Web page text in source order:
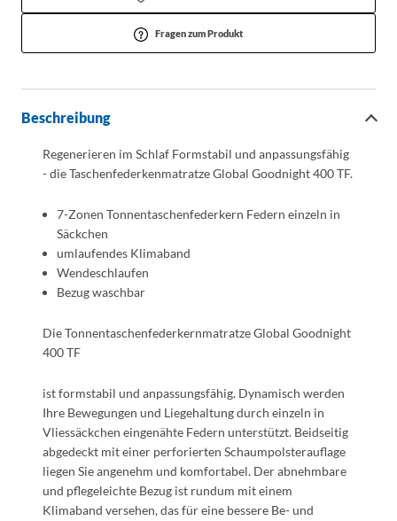
Fragen zum Produkt
Beschreibung
Regenerieren im Schlaf Formstabil und anpassungsfähig
- die Taschenfederkenmatratze Global Goodnight 400 TF.
7-Zonen Tonnentaschenfederkern Federn einzeln in
Säckchen
umlaufendes Klimaband
Wendeschlaufen
Bezug waschbar
Die Tonnentaschenfederkernmatratze Global Goodnight
400 TF
ist formstabil und anpassungsfähig. Dynamisch werden
Ihre Bewegungen und Liegehaltung durch einzeln in
Vliessäckchen eingenähte Federn unterstützt. Beidseitig
abgedeckt mit einer perforierten Schaumpolsterauflage
liegen Sie angenehm und komfortabel. Der abnehmbare
und pflegeleichte Bezug ist rundum mit einem
Klimaband versehen, das für eine bessere Be- und